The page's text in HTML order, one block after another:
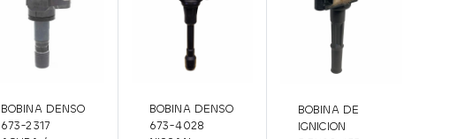
BOBINA DENSO
673-2317
BOBINA DENSO
673-4028
BOBINA DE
IGNICION